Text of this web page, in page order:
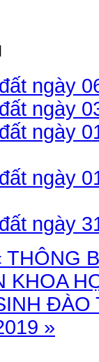
ngày
ngày
ngày
ngày
ngày
THÔNG
KHOA
ĐÀO
»